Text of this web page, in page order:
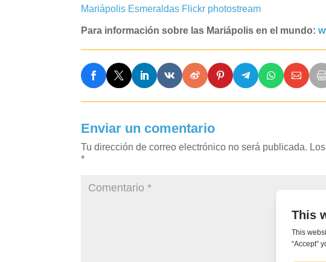
Mariápolis Esmeraldas Flickr photostream
Para información sobre las Mariápolis en el mundo:
Enviar un comentario
Tu dirección de correo electrónico no será publicada.
*